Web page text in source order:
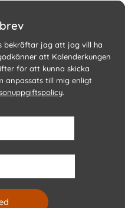
bekräftar jag att jag vill ha
att Kalenderkungen
för att kunna skicka
anpassats till mig enligt
.